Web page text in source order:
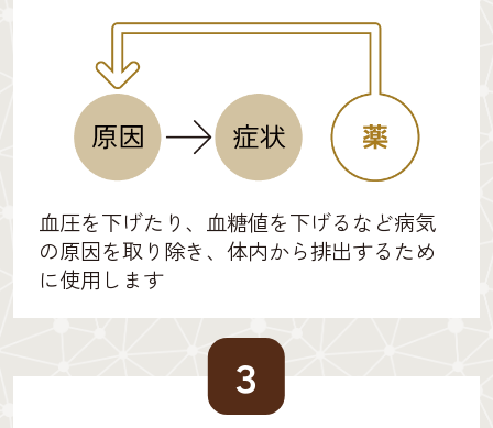
血圧を下げたり、血糖値を下げるなど病気
の原因を取り除き、体内から排出するため
に使用します
３